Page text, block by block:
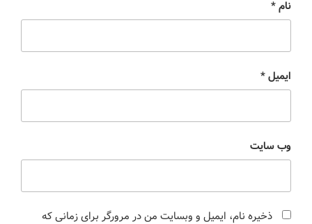
نام*
ایمیل*
وب‌ سایت
ذخیره نام، ایمیل و وبسایت من در مرورگر برای زمانی که